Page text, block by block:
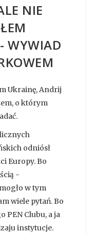
NIE
WYWIAD
Ukrainę, Andrij
o którym
odniósł
Europy. Bo
-
w tym
wiele pytań. Bo
PEN Clubu, a ja
instytucje.